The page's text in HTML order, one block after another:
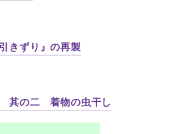
きずり』の再製
其の二 着物の虫干し